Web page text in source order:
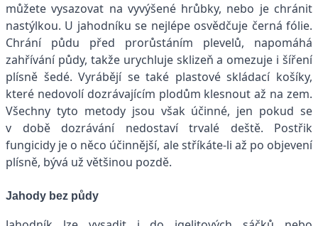
můžete vysazovat na vyvýšené hrůbky, nebo je chránit
nastýlkou. U jahodníku se nejlépe osvědčuje černá fólie.
Chrání půdu před prorůstáním plevelů, napomáhá
zahřívání půdy, takže urychluje sklizeň a omezuje i šíření
plísně šedé. Vyrábějí se také plastové skládací košíky,
které nedovolí dozrávajícím plodům klesnout až na zem.
Všechny tyto metody jsou však účinné, jen pokud se
v době dozrávání nedostaví trvalé deště. Postřik
fungicidy je o něco účinnější, ale stříkáte-li až po objevení
plísně, bývá už většinou pozdě.
Jahody bez půdy